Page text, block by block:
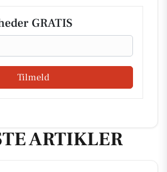
GRATIS
Tilmeld
ARTIKLER